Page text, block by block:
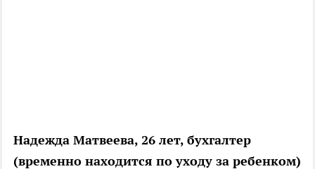
Надежда Матвеева, 26 лет, бухгалтер
(временно находится по уходу за ребенком)